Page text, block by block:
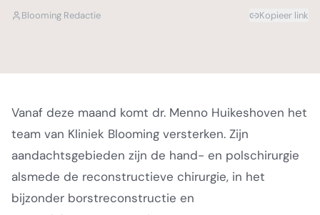
Blooming Redactie Kopieer link
Vanaf deze maand komt dr. Menno Huikeshoven het
team van Kliniek Blooming versterken. Zijn
aandachtsgebieden zijn de hand- en polschirurgie
alsmede de reconstructieve chirurgie, in het
bijzonder borstreconstructie en